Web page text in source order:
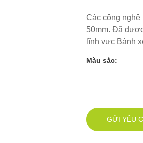
Các công nghệ
50mm. Đã
lĩnh vực Bánh
Màu sắc:
GỬI YÊU